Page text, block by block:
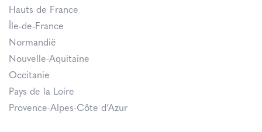
Hauts de France
Île-de-France
Normandië
Nouvelle-Aquitaine
Occitanie
Pays de la Loire
Provence-Alpes-Côte d’Azur